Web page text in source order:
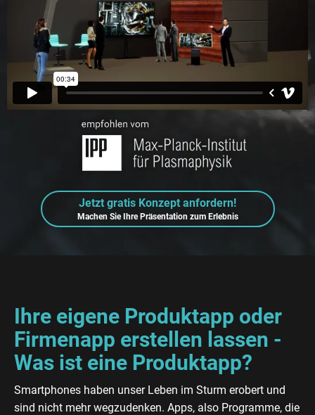
Jetzt gratis Konzept anfordern!
Machen Sie Ihre Präsentation zum Erlebnis
Ihre eigene Produktapp oder
Firmenapp erstellen lassen -
Was ist eine Produktapp?
Smartphones haben unser Leben im Sturm erobert und
sind nicht mehr wegzudenken. Apps, also Programme, die